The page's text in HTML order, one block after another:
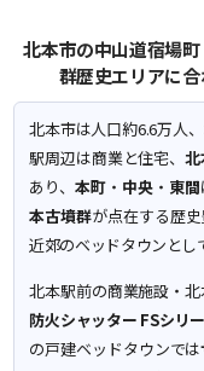
北本市の中山道宿場
群歴史エリアに
北本市は人口約6.6万人
駅周辺は商業と住宅、北
あり、 本町・ 中央・ 東間
本古墳群が点在する歴
近郊のベッドタウンとし
北本駅前の商業施設・
防火シャッター FSシリ
の戸建ベッドタウンでは